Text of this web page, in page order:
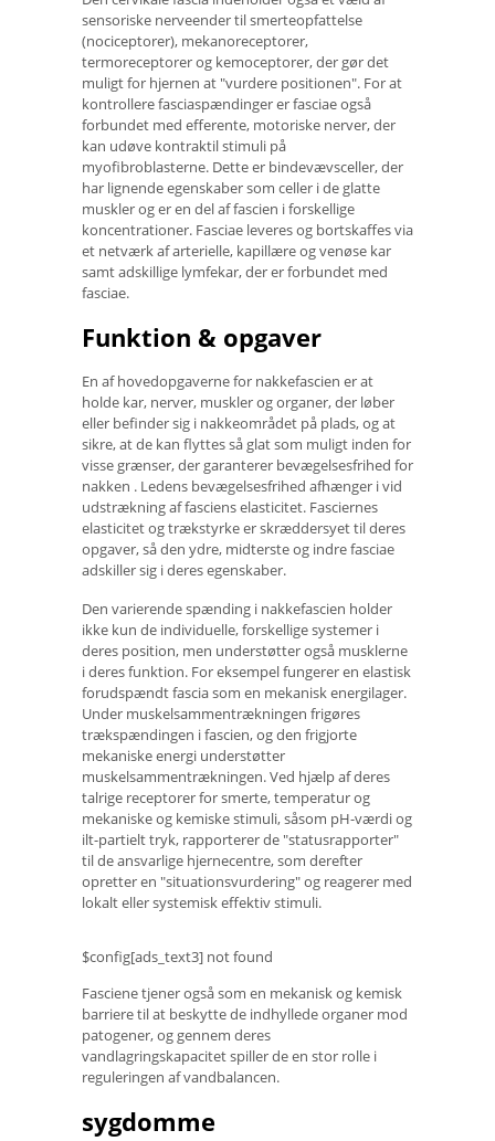
sensoriske nerveender til smerteopfattelse
(nociceptorer), mekanoreceptorer,
termoreceptorer og kemoceptorer, der gør det
muligt for hjernen at "vurdere positionen". For at
kontrollere fasciaspændinger er fasciae også
forbundet med efferente, motoriske nerver, der
kan udøve kontraktil stimuli på
myofibroblasterne. Dette er bindevævsceller, der
har lignende egenskaber som celler i de glatte
muskler og er en del af fascien i forskellige
koncentrationer. Fasciae leveres og bortskaffes via
et netværk af arterielle, kapillære og venøse kar
samt adskillige lymfekar, der er forbundet med
fasciae.
Funktion & opgaver
En af hovedopgaverne for nakkefascien er at
holde kar, nerver, muskler og organer, der løber
eller befinder sig i nakkeområdet på plads, og at
sikre, at de kan flyttes så glat som muligt inden for
visse grænser, der garanterer bevægelsesfrihed for
nakken . Ledens bevægelsesfrihed afhænger i vid
udstrækning af fasciens elasticitet. Fasciernes
elasticitet og trækstyrke er skræddersyet til deres
opgaver, så den ydre, midterste og indre fasciae
adskiller sig i deres egenskaber.
Den varierende spænding i nakkefascien holder
ikke kun de individuelle, forskellige systemer i
deres position, men understøtter også musklerne
i deres funktion. For eksempel fungerer en elastisk
forudspændt fascia som en mekanisk energilager.
Under muskelsammentrækningen frigøres
trækspændingen i fascien, og den frigjorte
mekaniske energi understøtter
muskelsammentrækningen. Ved hjælp af deres
talrige receptorer for smerte, temperatur og
mekaniske og kemiske stimuli, såsom pH-værdi og
ilt-partielt tryk, rapporterer de "statusrapporter"
til de ansvarlige hjernecentre, som derefter
opretter en "situationsvurdering" og reagerer med
lokalt eller systemisk effektiv stimuli.
$config[ads_text3] not found
Fasciene tjener også som en mekanisk og kemisk
barriere til at beskytte de indhyllede organer mod
patogener, og gennem deres
vandlagringskapacitet spiller de en stor rolle i
reguleringen af ​​vandbalancen.
sygdomme